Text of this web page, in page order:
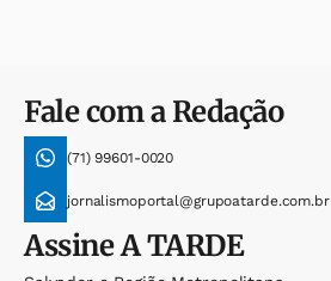
Fale com a Redação
(71) 99601-0020
jornalismoportal@grupoatarde.com.br
AssineA TARDE